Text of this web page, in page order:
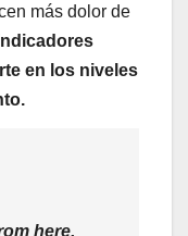
más dolor de
en los niveles
here.